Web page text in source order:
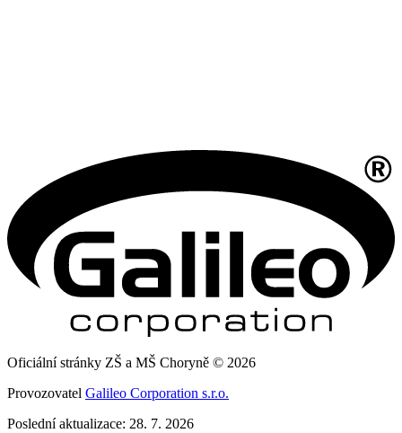
Oficiální stránky ZŠ a MŠ Choryně © 2026
Provozovatel Galileo Corporation s.r.o.
Poslední aktualizace: 28. 7. 2026